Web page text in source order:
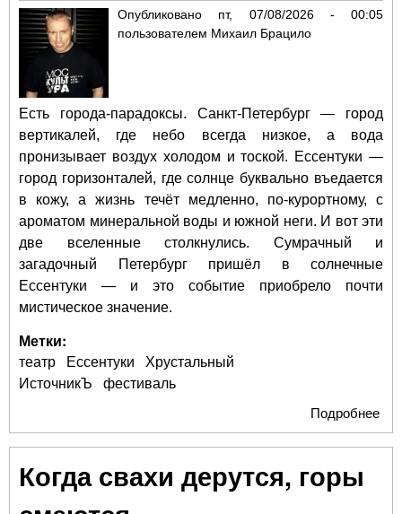
Опубликовано пт, 07/08/2026 - 00:05
пользователем Михаил Брацило
Есть города-парадоксы. Санкт-Петербург — город
вертикалей, где небо всегда низкое, а вода
пронизывает воздух холодом и тоской. Ессентуки —
город горизонталей, где солнце буквально въедается
в кожу, а жизнь течёт медленно, по-курортному, с
ароматом минеральной воды и южной неги. И вот эти
две вселенные столкнулись. Сумрачный и
загадочный Петербург пришёл в солнечные
Ессентуки — и это событие приобрело почти
мистическое значение.
Метки:
театр Ессентуки
Хрустальный
ИсточникЪ
фестиваль
Подробнее
Когда свахи дерутся, горы